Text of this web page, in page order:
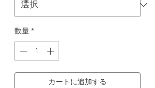
数量 *
カートに追加する